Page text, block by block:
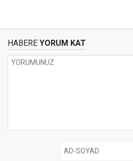
HABERE YORUM KAT